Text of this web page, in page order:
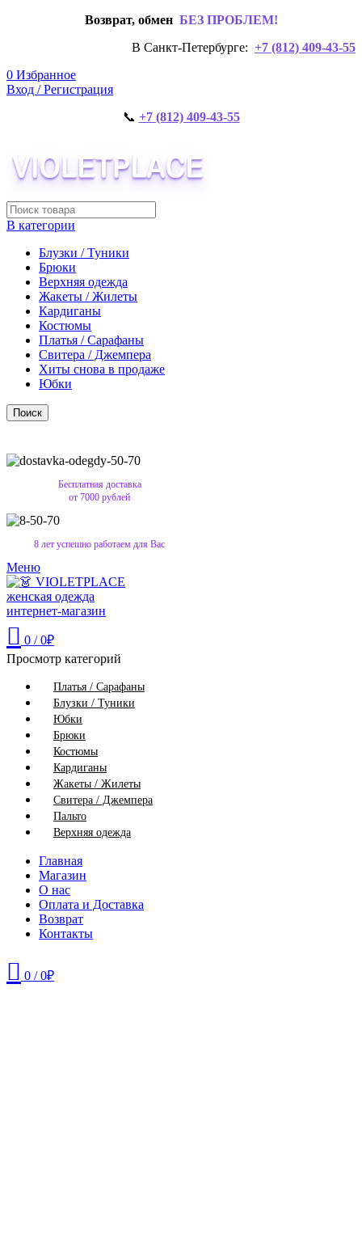
Возврат, обмен БЕЗ ПРОБЛЕМ!
В Санкт-Петербурге: +7 (812) 409-43-55
0 Избранное
Вход / Регистрация
📞 +7 (812) 409-43-55
В категории
Блузки / Туники
Брюки
Верхняя одежда
Жакеты / Жилеты
Кардиганы
Костюмы
Платья / Сарафаны
Свитера / Джемпера
Хиты снова в продаже
Юбки
Поиск
Бесплатная доставка
от 7000 рублей
8 лет успешно работаем для Вас
Меню
0 / 0₽
Просмотр категорий
Платья / Сарафаны
Блузки / Туники
Юбки
Брюки
Костюмы
Кардиганы
Жакеты / Жилеты
Свитера / Джемпера
Пальто
Верхняя одежда
Главная
Магазин
О нас
Оплата и Доставка
Возврат
Контакты
0 / 0₽